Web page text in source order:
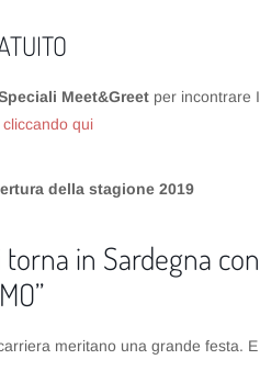
Meet&Greet per incontrare
qui
della stagione 2019
torna in Sardegna
meritano una grande festa.